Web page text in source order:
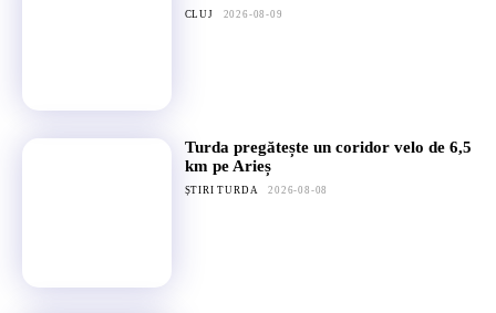
CLUJ 2026-08-09
Turda pregătește un coridor velo de 6,5
km pe Arieș
ȘTIRI TURDA 2026-08-08